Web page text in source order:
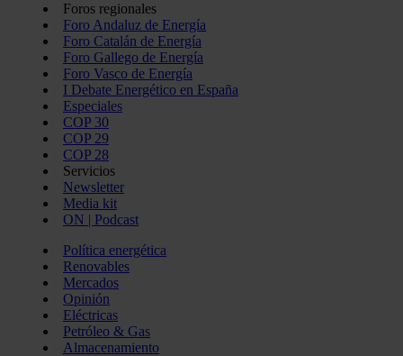
Foros regionales
Foro Andaluz de Energía
Foro Catalán de Energía
Foro Gallego de Energía
Foro Vasco de Energía
I Debate Energético en España
Especiales
COP 30
COP 29
COP 28
Servicios
Newsletter
Media kit
ON | Podcast
Política energética
Renovables
Mercados
Opinión
Eléctricas
Petróleo & Gas
Almacenamiento